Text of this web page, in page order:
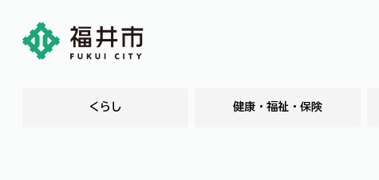
くらし 健康・福祉・保険